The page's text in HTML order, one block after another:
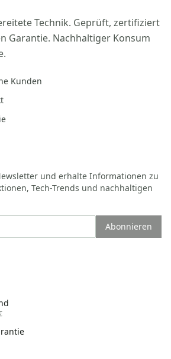
Technik. Geprüft, zertifiziert
Garantie. Nachhaltiger Konsum
Kunden
und erhalte Informationen zu
Tech-Trends und nachhaltigen
Abonnieren